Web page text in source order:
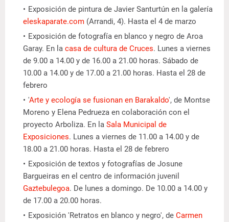
Exposición de pintura de Javier Santurtún en la galería
eleskaparate.com (Arrandi, 4). Hasta el 4 de marzo
Exposición de fotografía en blanco y negro de Aroa
Garay. En la casa de cultura de Cruces. Lunes a viernes
de 9.00 a 14.00 y de 16.00 a 21.00 horas. Sábado de
10.00 a 14.00 y de 17.00 a 21.00 horas. Hasta el 28 de
febrero
'Arte y ecología se fusionan en Barakaldo', de Montse
Moreno y Elena Pedrueza en colaboración con el
proyecto Arboliza. En la Sala Municipal de
Exposiciones. Lunes a viernes de 11.00 a 14.00 y de
18.00 a 21.00 horas. Hasta el 28 de febrero
Exposición de textos y fotografías de Josune
Bargueiras en el centro de información juvenil
Gaztebulegoa. De lunes a domingo. De 10.00 a 14.00 y
de 17.00 a 20.00 horas.
Exposición 'Retratos en blanco y negro', de Carmen